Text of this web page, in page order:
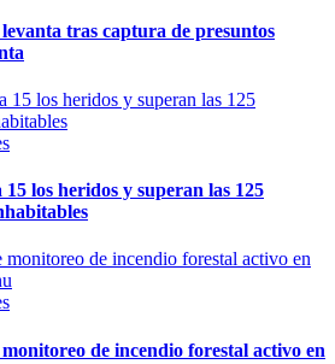
tras captura de presuntos
los heridos y superan las 125
de incendio forestal activo en